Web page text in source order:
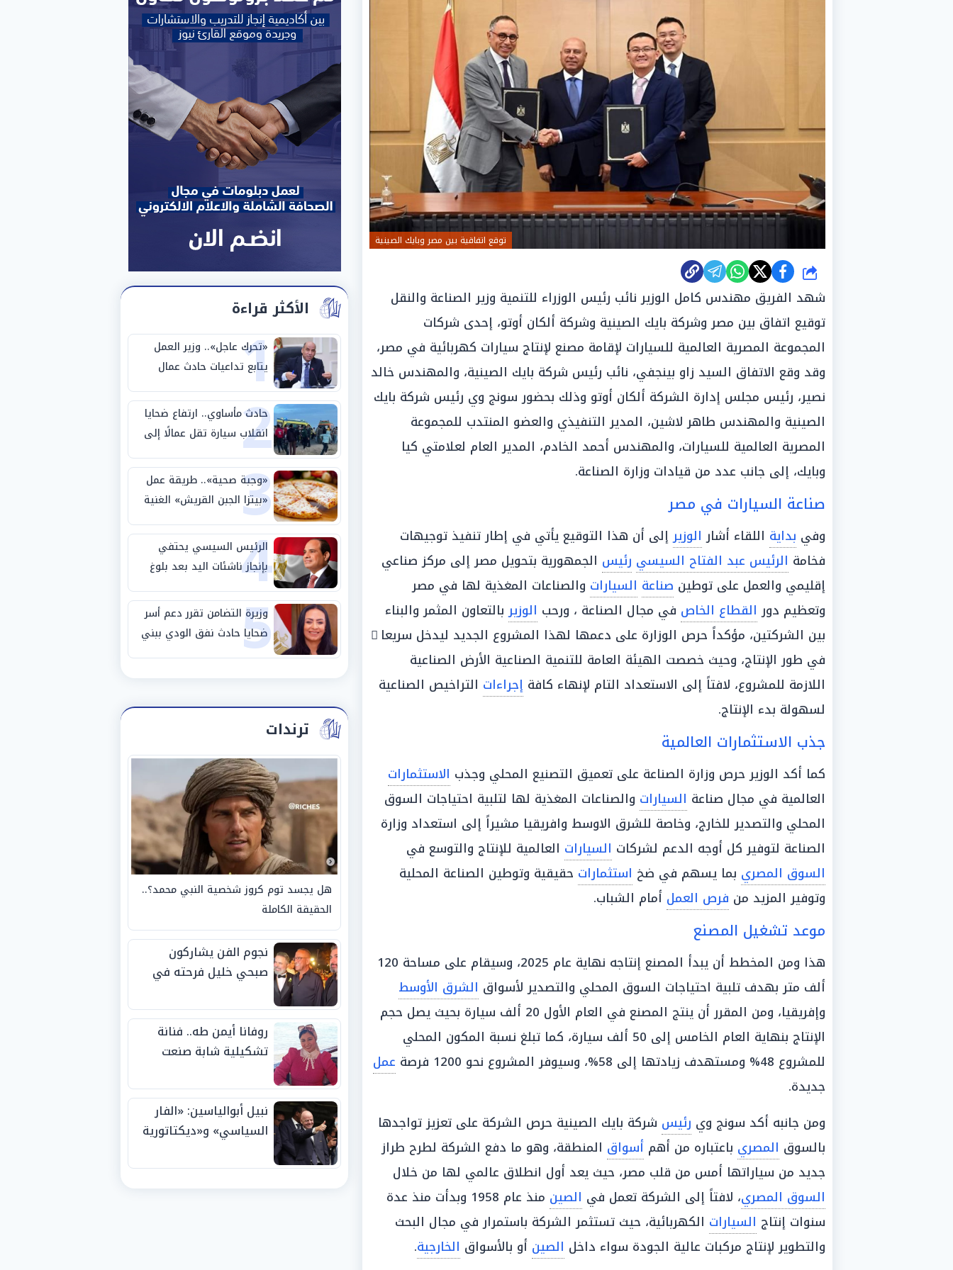
توقع اتفاقية بين مصر وبايك الصينية
شارك
شهد الفريق مهندس كامل الوزير نائب رئيس الوزراء للتنمية وزير الصناعة والنقل
توقيع اتفاق بين مصر وشركة بايك الصينية وشركة ألكان أوتو، إحدى شركات
المجموعة المصرية العالمية للسيارات لإقامة مصنع لإنتاج سيارات كهربائية في مصر،
وقد وقع الاتفاق السيد زاو بينجفي، نائب رئيس شركة بايك الصينية، والمهندس خالد
نصير، رئيس مجلس إدارة الشركة ألكان أوتو وذلك بحضور سونج وي رئيس شركة بايك
الصينية والمهندس طاهر لاشين، المدير التنفيذي والعضو المنتدب للمجموعة
المصرية العالمية للسيارات، والمهندس أحمد الخادم، المدير العام لعلامتي كيا
وبايك، إلى جانب عدد من قيادات وزارة الصناعة.
صناعة السيارات في مصر
وفي بداية اللقاء أشار الوزيرإلى أن هذا التوقيع يأتي في إطار تنفيذ توجيهات
فخامة الرئيس عبد الفتاح السيسي رئيس الجمهورية بتحويل مصر إلى مركز صناعي
إقليمي والعمل على توطين صناعة السيارات والصناعات المغذية لها في مصر
وتعظيم دور القطاع الخاص في مجال الصناعة ، ورحب الوزيربالتعاون المثمر والبناء
بين الشركتين، مؤكداً حرص الوزارة على دعمها لهذا المشروع الجديد ليدخل سريعا ً
في طور الإنتاج، وحيث خصصت الهيئة العامة للتنمية الصناعية الأرض الصناعية
اللازمة للمشروع، لافتاً إلى الاستعداد التام لإنهاء كافة إجراءات التراخيص الصناعية
لسهولة بدء الإنتاج.
جذب الاستثمارات العالمية
كما أكد الوزير حرص وزارة الصناعة على تعميق التصنيع المحلي وجذب الاستثمارات
العالمية في مجال صناعة السيارات والصناعات المغذية لها لتلبية احتياجات السوق
المحلي والتصدير للخارج، وخاصة للشرق الاوسط وافريقيا مشيراً إلى استعداد وزارة
الصناعة لتوفير كل أوجه الدعم لشركات السيارات العالمية للإنتاج والتوسع في
السوق المصري بما يسهم في ضخ استثمارات حقيقية وتوطين الصناعة المحلية
وتوفير المزيد من فرص العمل أمام الشباب.
موعد تشغيل المصنع
هذا ومن المخطط أن يبدأ المصنع إنتاجه نهاية عام 2025، وسيقام على مساحة 120
ألف متر بهدف تلبية احتياجات السوق المحلي والتصدير لأسواق الشرق الأوسط
وإفريقيا، ومن المقرر أن ينتج المصنع في العام الأول 20 ألف سيارة بحيث يصل حجم
الإنتاج بنهاية العام الخامس إلى 50 ألف سيارة، كما تبلغ نسبة المكون المحلي
للمشروع 48% ومستهدف زيادتها إلى 58%، وسيوفر المشروع نحو 1200 فرصة
عمل
جديدة.
ومن جانبه أكد سونج وي رئيس شركة بايك الصينية حرص الشركة على تعزيز تواجدها
بالسوق المصري باعتباره من أهم أسواق المنطقة، وهو ما دفع الشركة لطرح طراز
جديد من سياراتها أمس من قلب مصر، حيث يعد أول انطلاق عالمي لها من خلال
السوق المصري، لافتاً إلى الشركة تعمل في الصين
منذ عام 1958 وبدأت منذ عدة
سنوات إنتاج السيارات الكهربائية، حيث تستثمر الشركة باستمرار في مجال البحث
والتطوير لإنتاج مركبات عالية الجودة سواء داخل الصين أو بالأسواق الخارجية.
الأكثر قراءة
1
«تحرك عاجل».. وزير العمل
يتابع تداعيات حادث عمال
طريق بني سويف الصحراوي
2
حادث مأساوي.. ارتفاع ضحايا
انقلاب سيارة تقل عمالًا إلى
14 شخصًا
3
«وجبة صحية».. طريقة عمل
«بيتزا الجبن القريش» الغنية
بالبروتين
4
الرئيس السيسي يحتفي
بإنجاز ناشئات اليد بعد بلوغ
نصف نهائي كأس العالم
5
وزيرة التضامن تقرر دعم أسر
ضحايا حادث نفق الودي ببني
سويف
ترندات
هل يجسد توم كروز شخصية النبي محمد؟..
الحقيقة الكاملة
نجوم الفن يشاركون
صبحي خليل فرحته في
روفانا أيمن طه.. فنانة
تشكيلية شابة صنعت
الجوائز منذ الصغر
نبيل أبوالياسين: «الفار
السياسي» و«ديكتاتورية
الفيفا».. وإقالة